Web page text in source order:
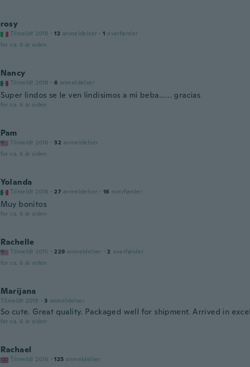
rosy
Tilmeldt 2018 · 12 anmeldelser · 1 overførsler
for ca. 6 år siden
Nancy
Tilmeldt 2018 · 6 anmeldelser
Super lindos se le ven lindisimos a mi beba...... gracias
for ca. 6 år siden
Pam
Tilmeldt 2018 · 32 anmeldelser
for ca. 6 år siden
Yolanda
Tilmeldt 2018 · 27 anmeldelser · 16 overførsler
Muy bonitos
for ca. 6 år siden
Rachelle
Tilmeldt 2015 · 229 anmeldelser · 2 overførsler
for ca. 6 år siden
Marijana
Tilmeldt 2019 · 3 anmeldelser
So cute. Great quality. Packaged well for shipment. Arrived in
for ca. 6 år siden
Rachael
Tilmeldt 2016 · 125 anmeldelser